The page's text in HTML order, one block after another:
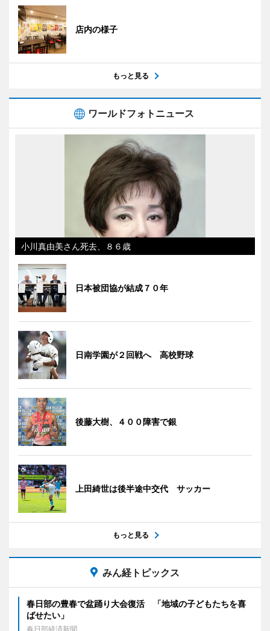
店内の様子
もっと見る
ワールドフォトニュース
小川真由美さん死去、８６歳
日本被団協が結成７０年
日南学園が２回戦へ 高校野球
後藤大樹、４００障害で銀
上田綺世は後半途中交代 サッカー
もっと見る
みん経トピックス
春日部の豊春で盆踊り大会復活 「地域の子どもたちを喜
ばせたい」
春日部経済新聞